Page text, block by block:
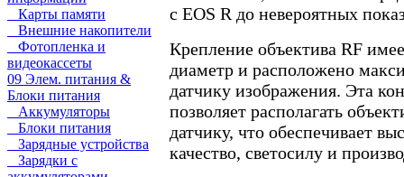
Карты памяти
Внешние накопители
Фотопленка и
видеокассеты
09 Элем. питания &
Блоки питания
Аккумуляторы
Блоки питания
Зарядные устройства
Зарядки с
с EOS R до невероятных
Крепление объектива RF
диаметр и расположено
датчику изображения. Эта
позволяет располагать
датчику, что обеспечивает
качество, светосилу и